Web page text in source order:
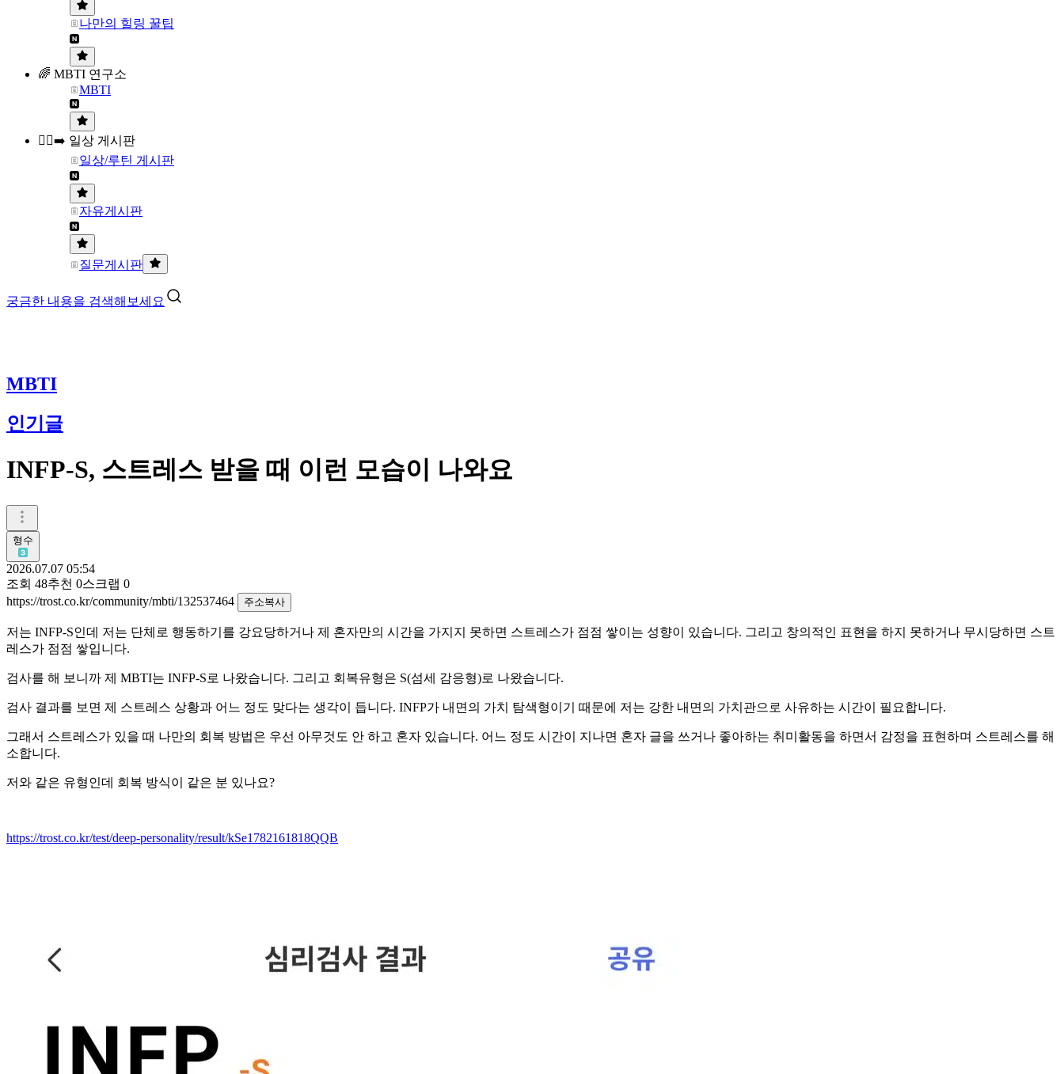
나만의 힐링 꿀팁
🌈 MBTI 연구소
MBTI
🏃‍♀️‍➡️ 일상 게시판
일상/루틴 게시판
자유게시판
질문게시판
궁금한 내용을 검색해보세요
MBTI
인기글
INFP-S, 스트레스 받을 때 이런 모습이 나와요
형수
2026.07.07 05:54
조회 48추천 0스크랩 0
https://trost.co.kr/community/mbti/132537464
주소복사
저는 INFP-S인데 저는 단체로 행동하기를 강요당하거나 제 혼자만의 시간을 가지지 못하면 스트레스가 점점 쌓이는 성향이 있습니다. 그리고 창의적인 표현을 하지 못하거나 무시당하면 스트
레스가 점점 쌓입니다.
검사를 해 보니까 제 MBTI는 INFP-S로 나왔습니다. 그리고 회복유형은 S(섬세 감응형)로 나왔습니다.
검사 결과를 보면 제 스트레스 상황과 어느 정도 맞다는 생각이 듭니다. INFP가 내면의 가치 탐색형이기 때문에 저는 강한 내면의 가치관으로 사유하는 시간이 필요합니다.
그래서 스트레스가 있을 때 나만의 회복 방법은 우선 아무것도 안 하고 혼자 있습니다. 어느 정도 시간이 지나면 혼자 글을 쓰거나 좋아하는 취미활동을 하면서 감정을 표현하며 스트레스를 해
소합니다.
저와 같은 유형인데 회복 방식이 같은 분 있나요?
https://trost.co.kr/test/deep-personality/result/kSe1782161818QQB